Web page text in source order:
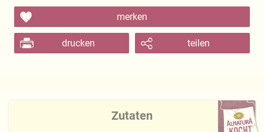
merken
drucken teilen
Zutaten